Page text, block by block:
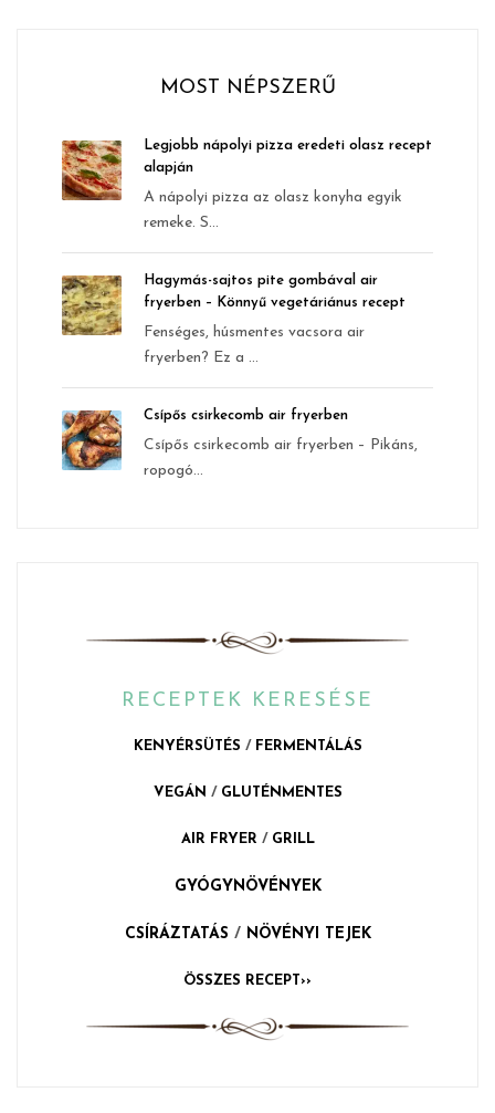
MOST NÉPSZERŰ
Legjobb nápolyi pizza eredeti olasz recept
alapján
A nápolyi pizza az olasz konyha egyik
remeke. S...
Hagymás-sajtos pite gombával air
fryerben – Könnyű vegetáriánus recept
Fenséges, húsmentes vacsora air
fryerben? Ez a ...
Csípős csirkecomb air fryerben
Csípős csirkecomb air fryerben – Pikáns,
ropogó...
RECEPTEK KERESÉSE
KENYÉRSÜTÉS / FERMENTÁLÁS
VEGÁN / GLUTÉNMENTES
AIR FRYER / GRILL
GYÓGYNÖVÉNYEK
CSÍRÁZTATÁS / NÖVÉNYI TEJEK
ÖSSZES RECEPT››